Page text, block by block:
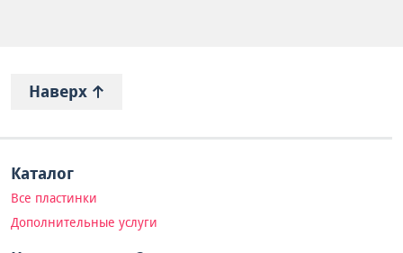
Наверх
Каталог
Все пластинки
Дополнительные услуги